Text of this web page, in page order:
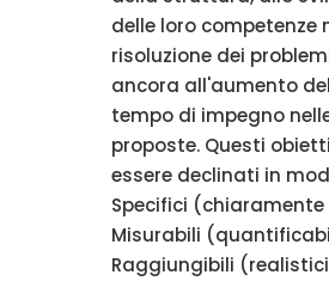
delle loro competenze
risoluzione dei
ancora all'aumento
tempo di impegno
proposte. Questi
essere declinati in
Specifici
Misurabili
Raggiungibili